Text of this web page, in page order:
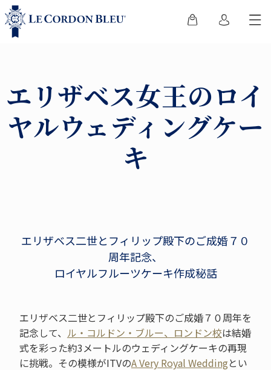
エリザベス女王のロイ
ヤルウェディングケー
キ
エリザベス二世とフィリップ殿下のご成婚７０
周年記念、
ロイヤルフルーツケーキ作成秘話
エリザベス二世とフィリップ殿下のご成婚７０周年を
記念して、 ル・コルドン・ブルー、ロンドン校は結婚
式を彩った約3メートルのウェディングケーキの再現
に挑戦。その模様がITVのA Very Royal Weddingとい